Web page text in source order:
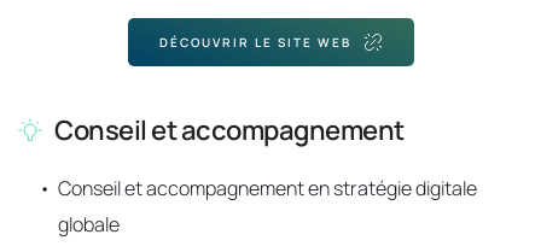
Conseil et accompagnement
Conseil et accompagnement en stratégie digitale
globale
DÉCOUVRIR LE SITE WEB